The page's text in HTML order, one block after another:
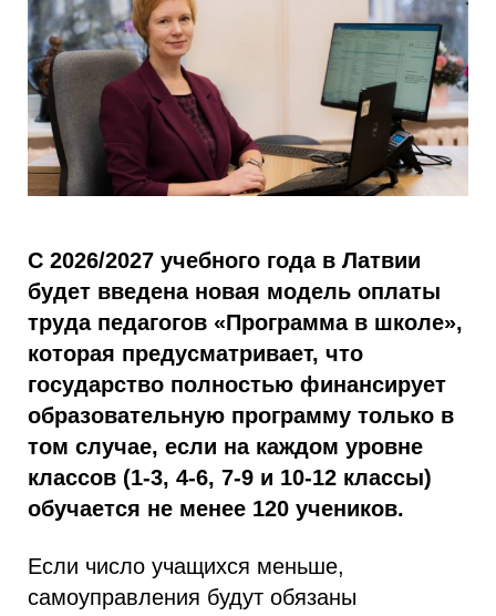
С 2026/2027 учебного года в Латвии
будет введена новая модель оплаты
труда педагогов «Программа в школе»,
которая предусматривает, что
государство полностью финансирует
образовательную программу только в
том случае, если на каждом уровне
классов (1-3, 4-6, 7-9 и 10-12 классы)
обучается не менее 120 учеников.
Если число учащихся меньше,
самоуправления будут обязаны